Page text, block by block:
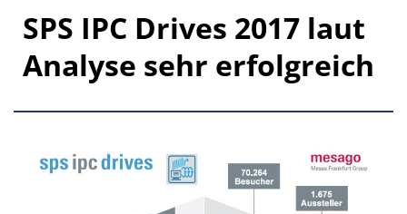
SPS IPC Drives 2017 laut
Analyse sehr erfolgreich